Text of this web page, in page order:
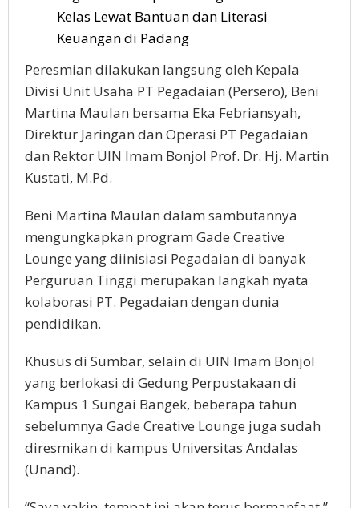
Kelas Lewat Bantuan dan Literasi
Keuangan di Padang
Peresmian dilakukan langsung oleh Kepala
Divisi Unit Usaha PT Pegadaian (Persero), Beni
Martina Maulan bersama Eka Febriansyah,
Direktur Jaringan dan Operasi PT Pegadaian
dan Rektor UIN Imam Bonjol Prof. Dr. Hj. Martin
Kustati, M.Pd.
Beni Martina Maulan dalam sambutannya
mengungkapkan program Gade Creative
Lounge yang diinisiasi Pegadaian di banyak
Perguruan Tinggi merupakan langkah nyata
kolaborasi PT. Pegadaian dengan dunia
pendidikan.
Khusus di Sumbar, selain di UIN Imam Bonjol
yang berlokasi di Gedung Perpustakaan di
Kampus 1 Sungai Bangek, beberapa tahun
sebelumnya Gade Creative Lounge juga sudah
diresmikan di kampus Universitas Andalas
(Unand).